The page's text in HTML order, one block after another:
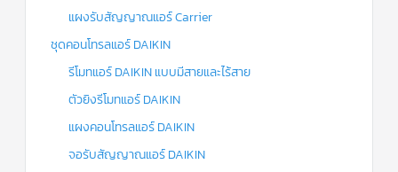
แผงรับสัญญาณแอร์ Carrier
ชุดคอนโทรลแอร์ DAIKIN
รีโมทแอร์ DAIKIN แบบมีสายและไร้สาย
ตัวยิงรีโมทแอร์ DAIKIN
แผงคอนโทรลแอร์ DAIKIN
จอรับสัญญาณแอร์ DAIKIN